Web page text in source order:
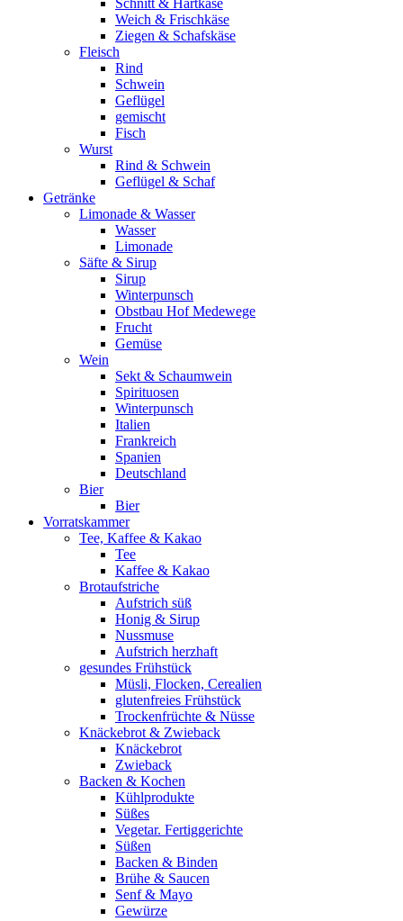
Schnitt & Hartkäse
Weich & Frischkäse
Ziegen & Schafskäse
Fleisch
Rind
Schwein
Geflügel
gemischt
Fisch
Wurst
Rind & Schwein
Geflügel & Schaf
Getränke
Limonade & Wasser
Wasser
Limonade
Säfte & Sirup
Sirup
Winterpunsch
Obstbau Hof Medewege
Frucht
Gemüse
Wein
Sekt & Schaumwein
Spirituosen
Winterpunsch
Italien
Frankreich
Spanien
Deutschland
Bier
Bier
Vorratskammer
Tee, Kaffee & Kakao
Tee
Kaffee & Kakao
Brotaufstriche
Aufstrich süß
Honig & Sirup
Nussmuse
Aufstrich herzhaft
gesundes Frühstück
Müsli, Flocken, Cerealien
glutenfreies Frühstück
Trockenfrüchte & Nüsse
Knäckebrot & Zwieback
Knäckebrot
Zwieback
Backen & Kochen
Kühlprodukte
Süßes
Vegetar. Fertiggerichte
Süßen
Backen & Binden
Brühe & Saucen
Senf & Mayo
Gewürze